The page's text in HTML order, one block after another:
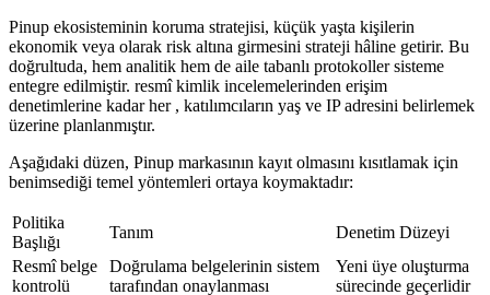
Pinup ekosisteminin koruma stratejisi, küçük yaşta kişilerin
ekonomik veya olarak risk altına girmesini strateji hâline getirir. Bu
doğrultuda, hem analitik hem de aile tabanlı protokoller sisteme
entegre edilmiştir. resmî kimlik incelemelerinden erişim
denetimlerine kadar her , katılımcıların yaş ve IP adresini belirlemek
üzerine planlanmıştır.
Aşağıdaki düzen, Pinup markasının kayıt olmasını kısıtlamak için
benimsediği temel yöntemleri ortaya koymaktadır:
Politika
Başlığı
Tanım
Denetim Düzeyi
Resmî belge
kontrolü
Doğrulama belgelerinin sistem
tarafından onaylanması
Yeni üye oluşturma
sürecinde geçerlidir